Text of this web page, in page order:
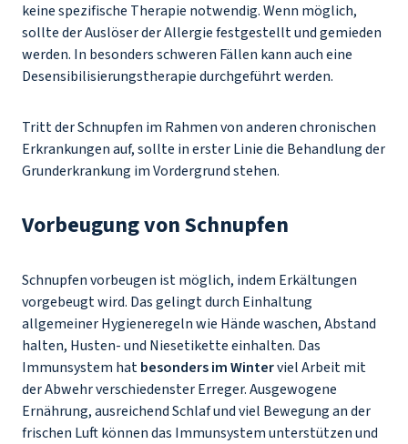
keine spezifische Therapie notwendig. Wenn möglich,
sollte der Auslöser der Allergie festgestellt und gemieden
werden. In besonders schweren Fällen kann auch eine
Desensibilisierungstherapie durchgeführt werden.
Tritt der Schnupfen im Rahmen von anderen chronischen
Erkrankungen auf, sollte in erster Linie die Behandlung der
Grunderkrankung im Vordergrund stehen.
Vorbeugung von Schnupfen
Schnupfen vorbeugen ist möglich, indem Erkältungen
vorgebeugt wird. Das gelingt durch Einhaltung
allgemeiner Hygieneregeln wie Hände waschen, Abstand
halten, Husten- und Niesetikette einhalten. Das
Immunsystem hatbesonders im Winterviel Arbeit mit
der Abwehr verschiedenster Erreger. Ausgewogene
Ernährung, ausreichend Schlaf und viel Bewegung an der
frischen Luft können das Immunsystem unterstützen und